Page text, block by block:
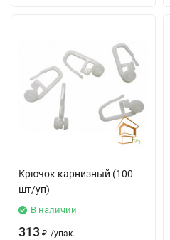
Крючок карнизный (100
шт/уп)
В наличии
313 ₽ /упак.